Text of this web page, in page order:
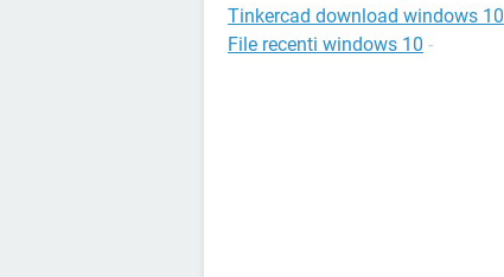
Tinkercad download windows 10
File recenti windows 10 -